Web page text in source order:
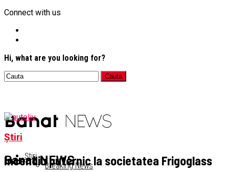
Connect with us
Hi, what are you looking for?
Banat NEWS
Știri
Breaking News
Știri
Incendiu puternic la societatea Frigoglass